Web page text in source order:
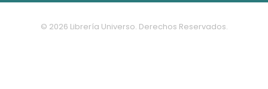
© 2026 Librería Universo. Derechos Reservados.